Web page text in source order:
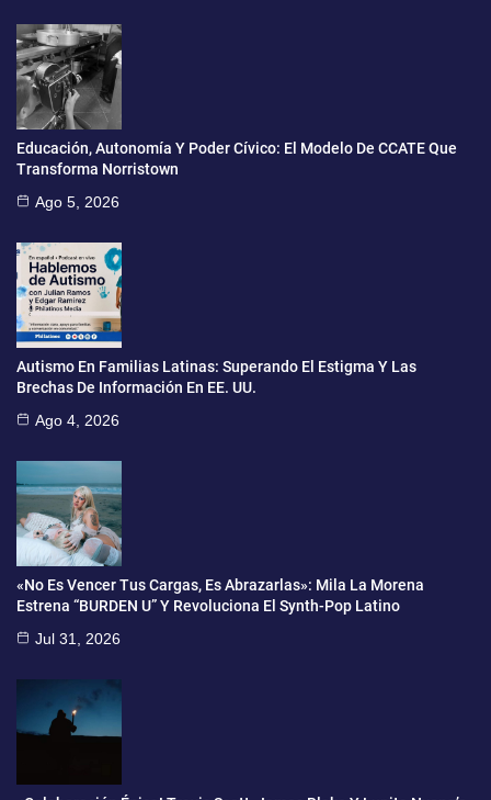
Educación, Autonomía Y Poder Cívico: El Modelo De CCATE Que
Transforma Norristown
Ago 5, 2026
Autismo En Familias Latinas: Superando El Estigma Y Las
Brechas De Información En EE. UU.
Ago 4, 2026
«No Es Vencer Tus Cargas, Es Abrazarlas»: Mila La Morena
Estrena “BURDEN U” Y Revoluciona El Synth-Pop Latino
Jul 31, 2026